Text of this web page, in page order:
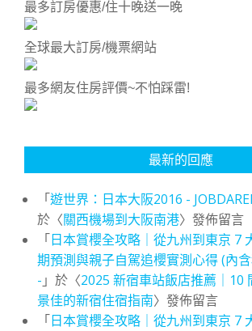
最多訂房優惠/住十晚送一晚
全球最大訂房/機票網站
最多網友住房評價~不怕踩雷!
最新的回應
「遊世界：日本大阪2016 -
於〈關西機場到大阪南港〉發佈留言
「日本賞櫻全攻略｜從九州到東京 7
期預測與親子自駕追櫻實測心得 (內
- 」於〈2025 新宿車站飯店推薦｜10
景佳的新宿住宿指南〉發佈留言
「日本賞櫻全攻略｜從九州到東京 7